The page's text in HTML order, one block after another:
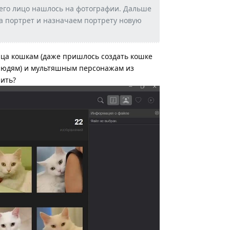
лицо нашлось на фотографии. Дальше
и назначаем портрету новую
кошкам (даже пришлось создать кошке
и мультяшным персонажам из